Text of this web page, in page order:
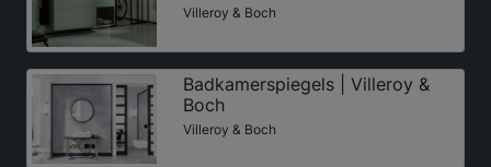
Villeroy & Boch
Badkamerspiegels | Villeroy &
Boch
Villeroy & Boch